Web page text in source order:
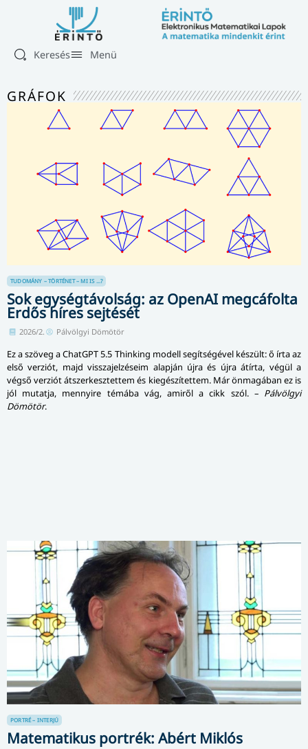
Keresés Menü
GRÁFOK
TUDOMÁNY – TÖRTÉNET – MI IS ...?
Sok egységtávolság: az OpenAI megcáfolta
Erdős híres sejtését
2026/2. Pálvölgyi Dömötör
Ez a szöveg a ChatGPT 5.5 Thinking modell segítségével készült: ő írta az
első verziót, majd visszajelzéseim alapján újra és újra átírta, végül a
végső verziót átszerkesztettem és kiegészítettem. Már önmagában ez is
jól mutatja, mennyire témába vág, amiről a cikk szól. – Pálvölgyi
Dömötör.
PORTRÉ – INTERJÚ
Matematikus portrék: Abért Miklós